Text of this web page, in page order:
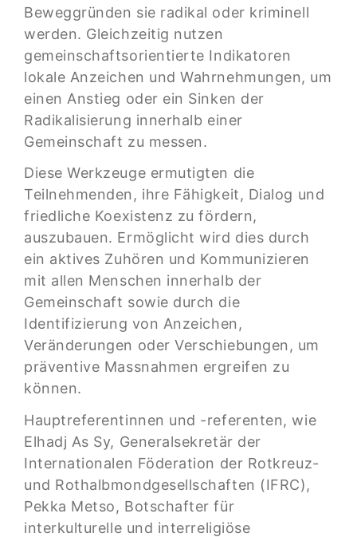
Beweggründen sie radikal oder kriminell
werden. Gleichzeitig nutzen
gemeinschaftsorientierte Indikatoren
lokale Anzeichen und Wahrnehmungen, um
einen Anstieg oder ein Sinken der
Radikalisierung innerhalb einer
Gemeinschaft zu messen.
Diese Werkzeuge ermutigten die
Teilnehmenden, ihre Fähigkeit, Dialog und
friedliche Koexistenz zu fördern,
auszubauen. Ermöglicht wird dies durch
ein aktives Zuhören und Kommunizieren
mit allen Menschen innerhalb der
Gemeinschaft sowie durch die
Identifizierung von Anzeichen,
Veränderungen oder Verschiebungen, um
präventive Massnahmen ergreifen zu
können.
Hauptreferentinnen und -referenten, wie
Elhadj As Sy, Generalsekretär der
Internationalen Föderation der Rotkreuz-
und Rothalbmondgesellschaften (IFRC),
Pekka Metso, Botschafter für
interkulturelle und interreligiöse